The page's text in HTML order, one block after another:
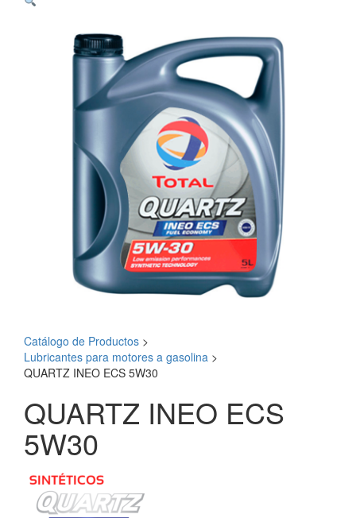
Catálogo de Productos >
Lubricantes para motores a gasolina >
QUARTZ INEO ECS 5W30
QUARTZ INEO ECS
5W30